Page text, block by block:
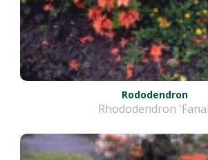
Rododendron
Rhododendron